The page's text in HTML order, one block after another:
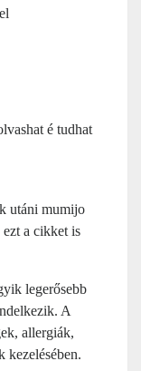
é tudhat
utáni mumijo
ezt a cikket is
legerősebb
A
allergiák,
kezelésében.